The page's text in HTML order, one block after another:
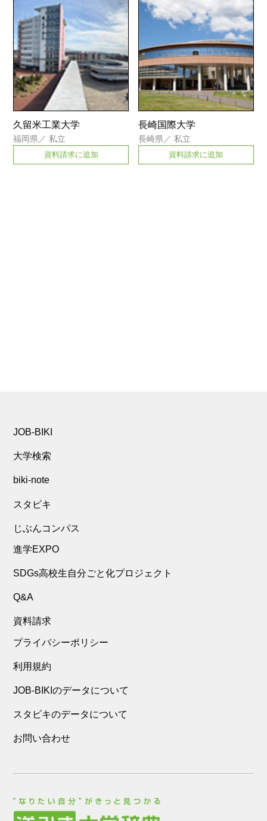
久留米工業大学
福岡県 ／私立
資料請求に追加
長崎国際大学
長崎県 ／私立
資料請求に追加
JOB-BIKI
大学検索
biki-note
スタビキ
じぶんコンパス
進学EXPO
SDGs高校生自分ごと化プロジェクト
Q&A
資料請求
プライバシーポリシー
利用規約
JOB-BIKIのデータについて
スタビキのデータについて
お問い合わせ